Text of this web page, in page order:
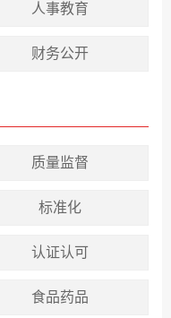
人事教育
财务公开
质量监督
标准化
认证认可
食品药品